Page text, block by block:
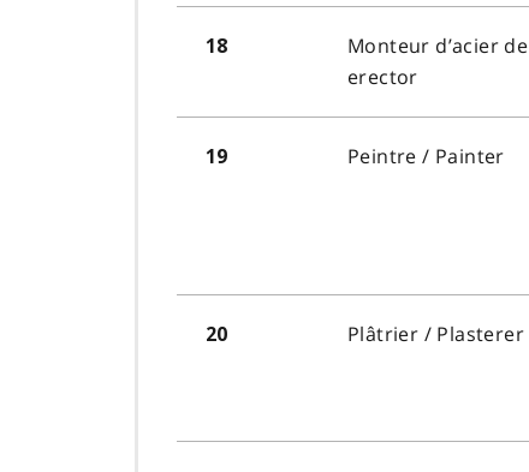
18 Monteur d’acier
erector
19 Peintre / Painter
20 Plâtrier / Plasterer